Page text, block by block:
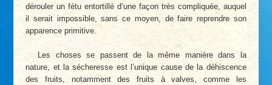
dérouler un fétu entortillé d’une façon très compliquée, auquel
il serait impossible, sans ce moyen, de faire reprendre son
apparence primitive.
Les choses se passent de la même manière dans la
nature, et la sécheresse est l’unique cause de la déhiscence
des fruits, notamment des fruits à valves, comme les